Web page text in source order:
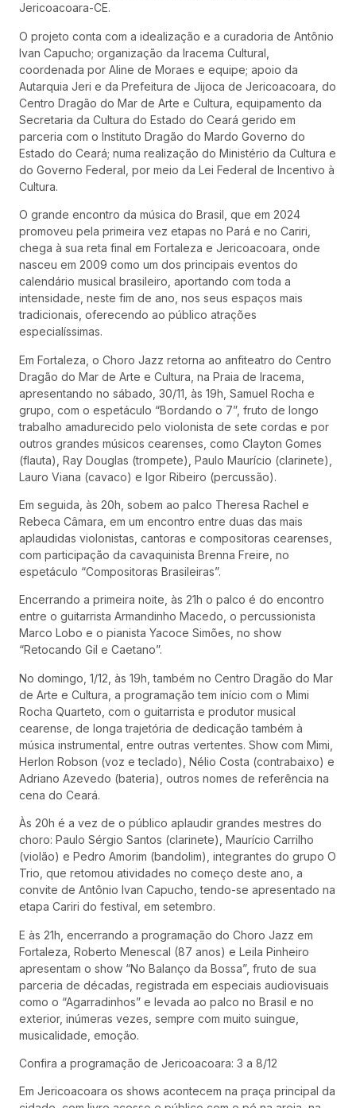
Jericoacoara-CE.
O projeto conta com a idealização e a curadoria de Antônio
Ivan Capucho; organização da Iracema Cultural,
coordenada por Aline de Moraes e equipe; apoio da
Autarquia Jeri e da Prefeitura de Jijoca de Jericoacoara, do
Centro Dragão do Mar de Arte e Cultura, equipamento da
Secretaria da Cultura do Estado do Ceará gerido em
parceria com o Instituto Dragão do Mardo Governo do
Estado do Ceará; numa realização do Ministério da Cultura e
do Governo Federal, por meio da Lei Federal de Incentivo à
Cultura.
O grande encontro da música do Brasil, que em 2024
promoveu pela primeira vez etapas no Pará e no Cariri,
chega à sua reta final em Fortaleza e Jericoacoara, onde
nasceu em 2009 como um dos principais eventos do
calendário musical brasileiro, aportando com toda a
intensidade, neste fim de ano, nos seus espaços mais
tradicionais, oferecendo ao público atrações
especialíssimas.
Em Fortaleza, o Choro Jazz retorna ao anfiteatro do Centro
Dragão do Mar de Arte e Cultura, na Praia de Iracema,
apresentando no sábado, 30/11, às 19h, Samuel Rocha e
grupo, com o espetáculo “Bordando o 7”, fruto de longo
trabalho amadurecido pelo violonista de sete cordas e por
outros grandes músicos cearenses, como Clayton Gomes
(flauta), Ray Douglas (trompete), Paulo Maurício (clarinete),
Lauro Viana (cavaco) e Igor Ribeiro (percussão).
Em seguida, às 20h, sobem ao palco Theresa Rachel e
Rebeca Câmara, em um encontro entre duas das mais
aplaudidas violonistas, cantoras e compositoras cearenses,
com participação da cavaquinista Brenna Freire, no
espetáculo “Compositoras Brasileiras”.
Encerrando a primeira noite, às 21h o palco é do encontro
entre o guitarrista Armandinho Macedo, o percussionista
Marco Lobo e o pianista Yacoce Simões, no show
“Retocando Gil e Caetano”.
No domingo, 1/12, às 19h, também no Centro Dragão do Mar
de Arte e Cultura, a programação tem início com o Mimi
Rocha Quarteto, com o guitarrista e produtor musical
cearense, de longa trajetória de dedicação também à
música instrumental, entre outras vertentes. Show com Mimi,
Herlon Robson (voz e teclado), Nélio Costa (contrabaixo) e
Adriano Azevedo (bateria), outros nomes de referência na
cena do Ceará.
Às 20h é a vez de o público aplaudir grandes mestres do
choro: Paulo Sérgio Santos (clarinete), Maurício Carrilho
(violão) e Pedro Amorim (bandolim), integrantes do grupo O
Trio, que retomou atividades no começo deste ano, a
convite de Antônio Ivan Capucho, tendo-se apresentado na
etapa Cariri do festival, em setembro.
E às 21h, encerrando a programação do Choro Jazz em
Fortaleza, Roberto Menescal (87 anos) e Leila Pinheiro
apresentam o show “No Balanço da Bossa”, fruto de sua
parceria de décadas, registrada em especiais audiovisuais
como o “Agarradinhos” e levada ao palco no Brasil e no
exterior, inúmeras vezes, sempre com muito suingue,
musicalidade, emoção.
Confira a programação de Jericoacoara: 3 a 8/12
Em Jericoacoara os shows acontecem na praça principal da